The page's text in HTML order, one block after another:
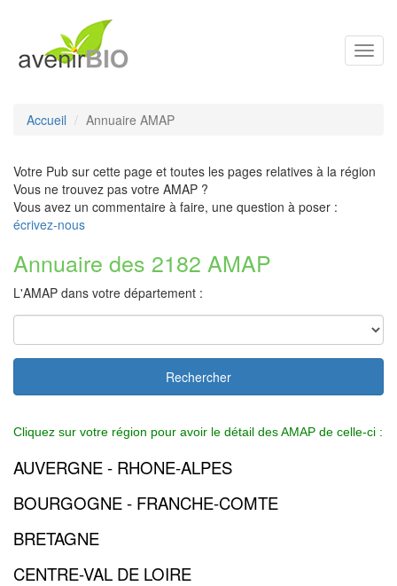
Accueil Annuaire AMAP
Votre Pub sur cette page et toutes les pages relatives à la région
Vous ne trouvez pas votre AMAP ?
Vous avez un commentaire à faire, une question à poser :
écrivez-nous
Annuaire des 2182 AMAP
L'AMAP dans votre département :
Rechercher
Cliquez sur votre région pour avoir le détail des AMAP de celle-ci :
AUVERGNE - RHONE-ALPES
BOURGOGNE - FRANCHE-COMTE
BRETAGNE
CENTRE-VAL DE LOIRE